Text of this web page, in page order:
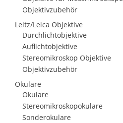
Objektivzubehör
Leitz/Leica Objektive
Durchlichtobjektive
Auflichtobjektive
Stereomikroskop Objektive
Objektivzubehör
Okulare
Okulare
Stereomikroskopokulare
Sonderokulare